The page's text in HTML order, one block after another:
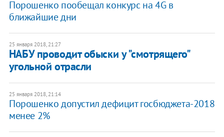
Порошенко пообещал конкурс на 4G в
ближайшие дни
25 января 2018, 21:27
НАБУ проводит обыски у "смотрящего"
угольной отрасли
25 января 2018, 21:14
Порошенко допустил дефицит госбюджета-2018
менее 2%